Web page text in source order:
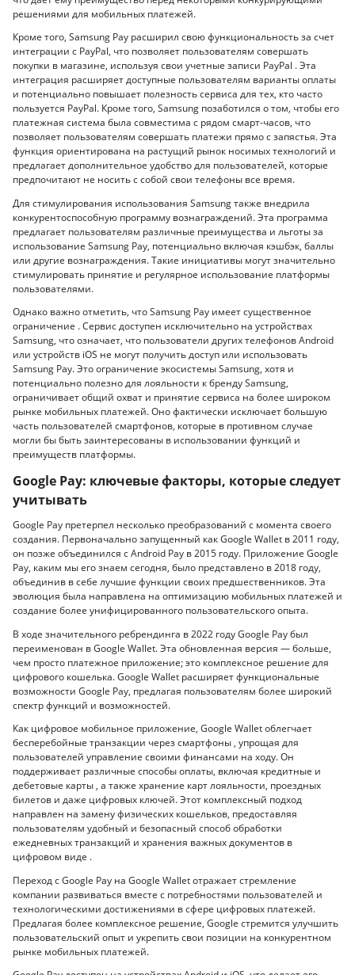
решениями для мобильных платежей.
Кроме того, Samsung Pay расширил свою функциональность за счет
интеграции с PayPal, что позволяет пользователям совершать
покупки в магазине, используя свои учетные записи PayPal . Эта
интеграция расширяет доступные пользователям варианты оплаты
и потенциально повышает полезность сервиса для тех, кто часто
пользуется PayPal. Кроме того, Samsung позаботился о том, чтобы его
платежная система была совместима с рядом смарт-часов, что
позволяет пользователям совершать платежи прямо с запястья. Эта
функция ориентирована на растущий рынок носимых технологий и
предлагает дополнительное удобство для пользователей, которые
предпочитают не носить с собой свои телефоны все время.
Для стимулирования использования Samsung также внедрила
конкурентоспособную программу вознаграждений. Эта программа
предлагает пользователям различные преимущества и льготы за
использование Samsung Pay, потенциально включая кэшбэк, баллы
или другие вознаграждения. Такие инициативы могут значительно
стимулировать принятие и регулярное использование платформы
пользователями.
Однако важно отметить, что Samsung Pay имеет существенное
ограничение . Сервис доступен исключительно на устройствах
Samsung, что означает, что пользователи других телефонов Android
или устройств iOS не могут получить доступ или использовать
Samsung Pay. Это ограничение экосистемы Samsung, хотя и
потенциально полезно для лояльности к бренду Samsung,
ограничивает общий охват и принятие сервиса на более широком
рынке мобильных платежей. Оно фактически исключает большую
часть пользователей смартфонов, которые в противном случае
могли бы быть заинтересованы в использовании функций и
преимуществ платформы.
Google Pay: ключевые факторы, которые следует
учитывать
Google Pay претерпел несколько преобразований с момента своего
создания. Первоначально запущенный как Google Wallet в 2011 году,
он позже объединился с Android Pay в 2015 году. Приложение Google
Pay, каким мы его знаем сегодня, было представлено в 2018 году,
объединив в себе лучшие функции своих предшественников. Эта
эволюция была направлена ​​на оптимизацию мобильных платежей и
создание более унифицированного пользовательского опыта.
В ходе значительного ребрендинга в 2022 году Google Pay был
переименован в Google Wallet. Эта обновленная версия — больше,
чем просто платежное приложение; это комплексное решение для
цифрового кошелька. Google Wallet расширяет функциональные
возможности Google Pay, предлагая пользователям более широкий
спектр функций и возможностей.
Как цифровое мобильное приложение, Google Wallet облегчает
бесперебойные транзакции через смартфоны , упрощая для
пользователей управление своими финансами на ходу. Он
поддерживает различные способы оплаты, включая кредитные и
дебетовые карты , а также хранение карт лояльности, проездных
билетов и даже цифровых ключей. Этот комплексный подход
направлен на замену физических кошельков, предоставляя
пользователям удобный и безопасный способ обработки
ежедневных транзакций и хранения важных документов в
цифровом виде .
Переход с Google Pay на Google Wallet отражает стремление
компании развиваться вместе с потребностями пользователей и
технологическими достижениями в сфере цифровых платежей.
Предлагая более комплексное решение, Google стремится улучшить
пользовательский опыт и укрепить свои позиции на конкурентном
рынке мобильных платежей.